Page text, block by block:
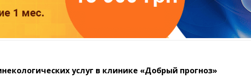
услуг в клинике «Добрый прогноз»